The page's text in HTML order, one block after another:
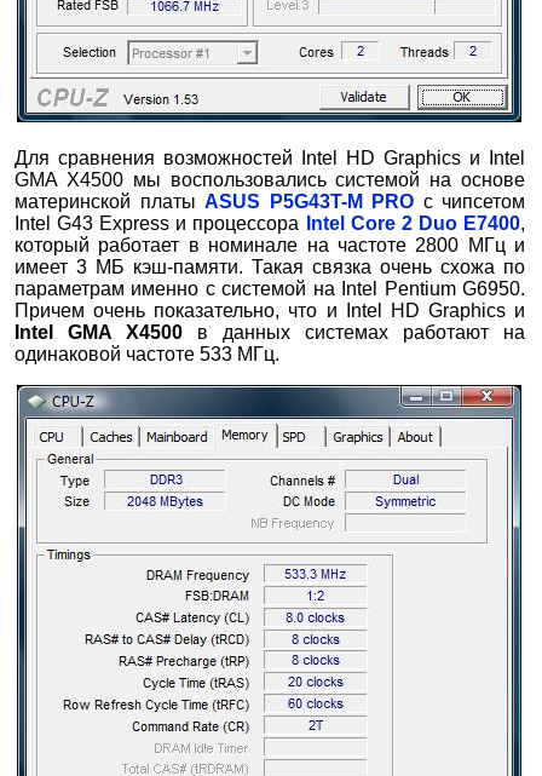
Для сравнения возможностей Intel HD Graphics и Intel
GMA X4500 мы воспользовались системой на основе
материнской платыASUS P5G43T-M PRO с чипсетом
Intel G43 Express и процессора
Intel Core 2 Duo E7400,
который работает в номинале на частоте 2800 МГц и
имеет 3 МБ кэш-памяти. Такая связка очень схожа по
параметрам именно с системой на Intel Pentium G6950.
Причем очень показательно, что и Intel HD Graphics и
Intel GMA X4500 в данных системах работают на
одинаковой частоте 533 МГц.